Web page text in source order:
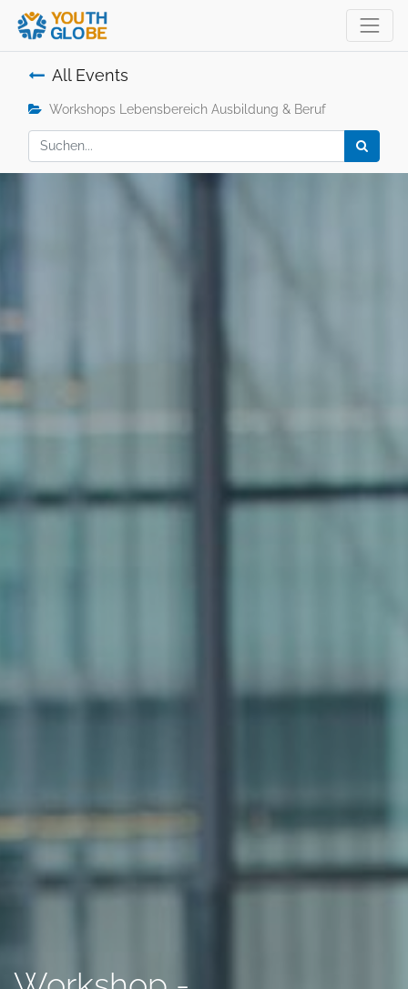
All Events
Workshops Lebensbereich Ausbildung & Beruf